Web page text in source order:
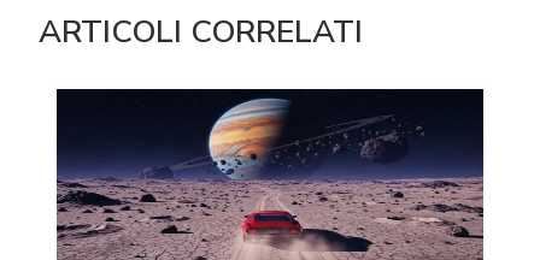
ARTICOLI CORRELATI